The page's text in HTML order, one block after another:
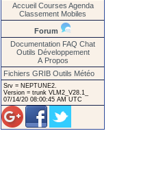
Accueil Courses Agenda
Classement Mobiles
Forum
Documentation FAQ Chat
Outils Développement
A Propos
Fichiers GRIB Outils Météo
Srv = NEPTUNE2.
Version = trunk VLM2_V28.1_
07/14/20 08:00:45 AM UTC